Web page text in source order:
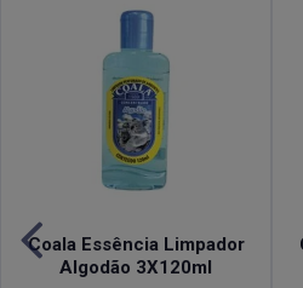
Coala Essência Limpador
Algodão 3X120ml